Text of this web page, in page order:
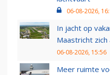
06-08-2026,
In jacht op
Maastricht zich
06-08-2026, 15:56
Meer ruimte